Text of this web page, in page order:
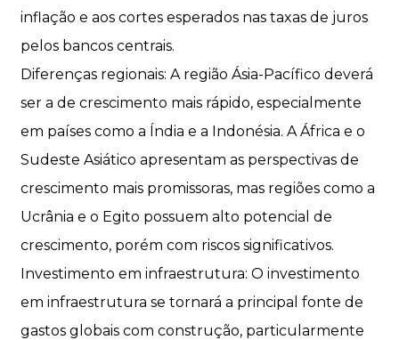
inflação e aos cortes esperados nas taxas de juros
pelos bancos centrais.
Diferenças regionais: A região Ásia-Pacífico deverá
ser a de crescimento mais rápido, especialmente
em países como a Índia e a Indonésia. A África e o
Sudeste Asiático apresentam as perspectivas de
crescimento mais promissoras, mas regiões como a
Ucrânia e o Egito possuem alto potencial de
crescimento, porém com riscos significativos.
Investimento em infraestrutura: O investimento
em infraestrutura se tornará a principal fonte de
gastos globais com construção, particularmente